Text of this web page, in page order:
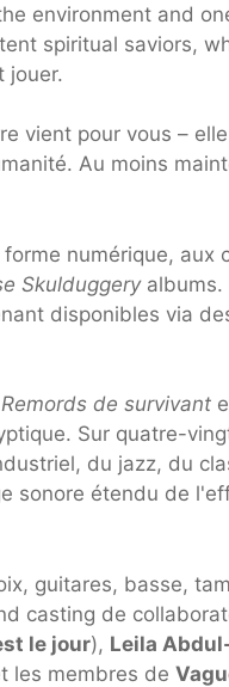
environment and
spiritual saviors,
jouer.
vient pour vous –
Au moins
numérique, aux
Skulduggeryalbums.
disponibles via
Remords de survivant
Sur quatre-
du jazz, du
sonore étendu de
guitares, basse,
casting de
le jour), Leila
les membres de